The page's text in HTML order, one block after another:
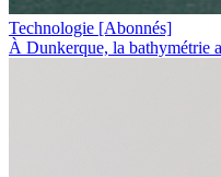
Technologie [Abonnés]
À Dunkerque, la bathymétrie